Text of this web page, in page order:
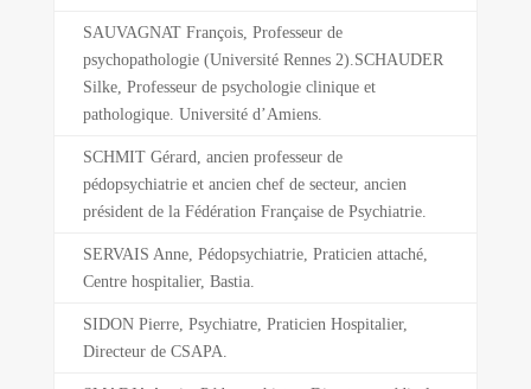
SAUVAGNAT François, Professeur de
psychopathologie (Université Rennes 2).SCHAUDER
Silke, Professeur de psychologie clinique et
pathologique. Université d’Amiens.
SCHMIT Gérard, ancien professeur de
pédopsychiatrie et ancien chef de secteur, ancien
président de la Fédération Française de Psychiatrie.
SERVAIS Anne, Pédopsychiatrie, Praticien attaché,
Centre hospitalier, Bastia.
SIDON Pierre, Psychiatre, Praticien Hospitalier,
Directeur de CSAPA.